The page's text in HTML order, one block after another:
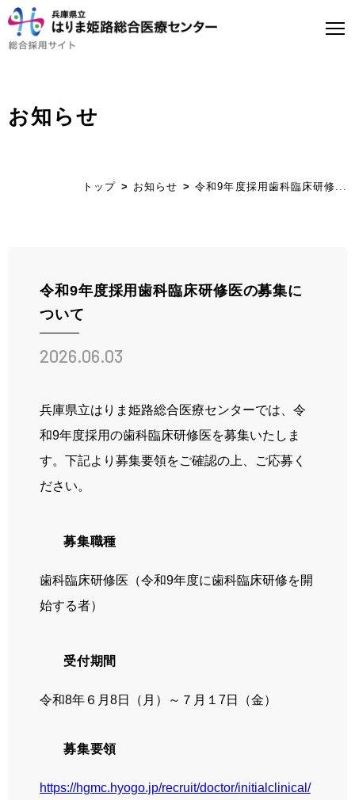
はり姫について
看護師募集について
ストーリー
先輩の声
お知らせ
ブログ
病院ホームページ
スタッフ専用ページ
お知らせ
トップ お知らせ 令和9年度採用歯科臨床研修...
令和9年度採用歯科臨床研修医の募集に
ついて
2026.06.03
兵庫県立はりま姫路総合医療センターでは、令
和9年度採用の歯科臨床研修医を募集いたしま
す。下記より募集要領をご確認の上、ご応募く
ださい。
募集職種
歯科臨床研修医（令和9年度に歯科臨床研修を開
始する者）
受付期間
令和8年６月 8日（月）～７月１ 7日（金）
募集要領
https://hgmc.hyogo.jp/recruit/doctor/initialclinical/